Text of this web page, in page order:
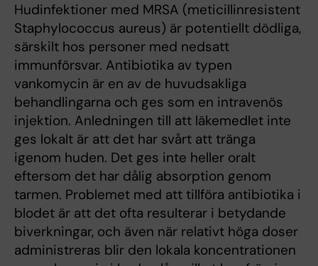
Hudinfektioner med MRSA (meticillinresistent
Staphylococcus aureus) är potentiellt dödliga,
särskilt hos personer med nedsatt
immunförsvar. Antibiotika av typen
vankomycin är en av de huvudsakliga
behandlingarna och ges som en intravenös
injektion. Anledningen till att läkemedlet inte
ges lokalt är att det har svårt att tränga
igenom huden. Det ges inte heller oralt
eftersom det har dålig absorption genom
tarmen. Problemet med att tillföra antibiotika i
blodet är att det ofta resulterar i betydande
biverkningar, och även när relativt höga doser
administreras blir den lokala koncentrationen